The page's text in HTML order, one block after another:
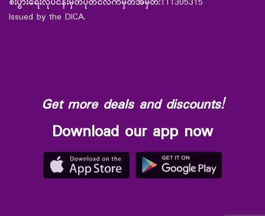
စီးပွားရေးလုပ်ငန်းမှတ်ပုံတင်လက်မှတ်အမှတ်:111305315
Issued by the DICA.
Get more deals and discounts!
Download our app now